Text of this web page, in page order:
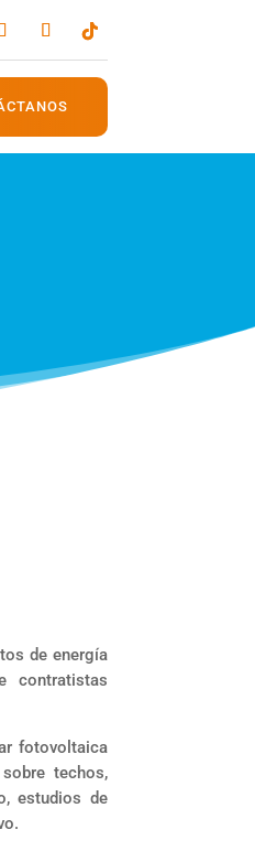
de energía
contratistas
fotovoltaica
techos,
estudios de